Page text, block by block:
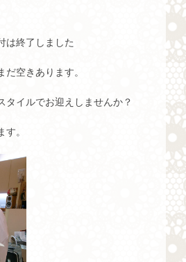
は終了しました
だ空きあります。
タイルでお迎えしませんか？
。